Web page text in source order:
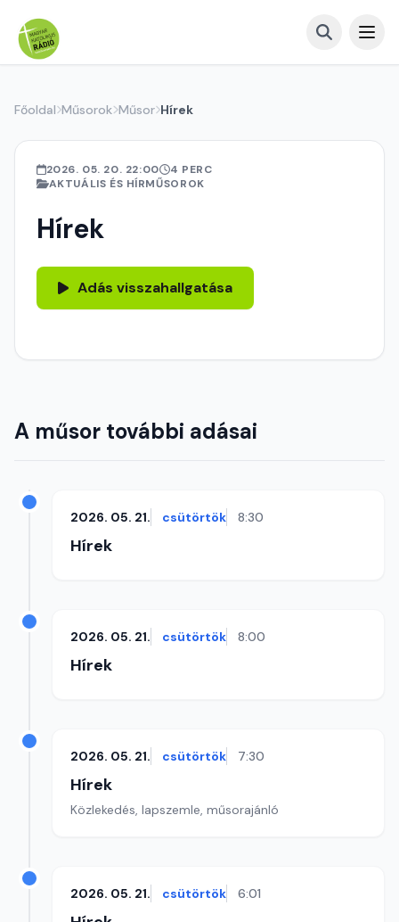
Főoldal Műsorok Műsor Hírek
2026. 05. 20. 22:00
4 PERC
AKTUÁLIS ÉS HÍRMŰSOROK
Hírek
Adás visszahallgatása
A műsor további adásai
2026. 05. 21. csütörtök 8:30
Hírek
2026. 05. 21. csütörtök 8:00
Hírek
2026. 05. 21. csütörtök 7:30
Hírek
Közlekedés, lapszemle, műsorajánló
2026. 05. 21. csütörtök 6:01